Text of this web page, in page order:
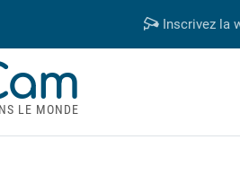
Inscrivez la
LE MONDE